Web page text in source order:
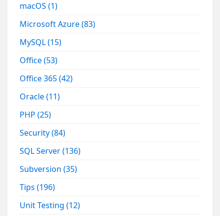
macOS(1)
Microsoft Azure(83)
MySQL(15)
Office(53)
Office 365(42)
Oracle(11)
PHP(25)
Security(84)
SQL Server(136)
Subversion(35)
Tips(196)
Unit Testing(12)